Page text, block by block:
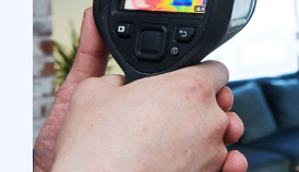
Article - Peut-On Négocier Le
Thermiques ?